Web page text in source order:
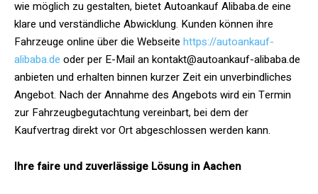
wie möglich zu gestalten, bietet Autoankauf Alibaba.de eine
klare und verständliche Abwicklung. Kunden können ihre
Fahrzeuge online über die Webseite https://autoankauf-
alibaba.de oder per E-Mail an kontakt@autoankauf-alibaba.de
anbieten und erhalten binnen kurzer Zeit ein unverbindliches
Angebot. Nach der Annahme des Angebots wird ein Termin
zur Fahrzeugbegutachtung vereinbart, bei dem der
Kaufvertrag direkt vor Ort abgeschlossen werden kann.
Ihre faire und zuverlässige Lösung in Aachen